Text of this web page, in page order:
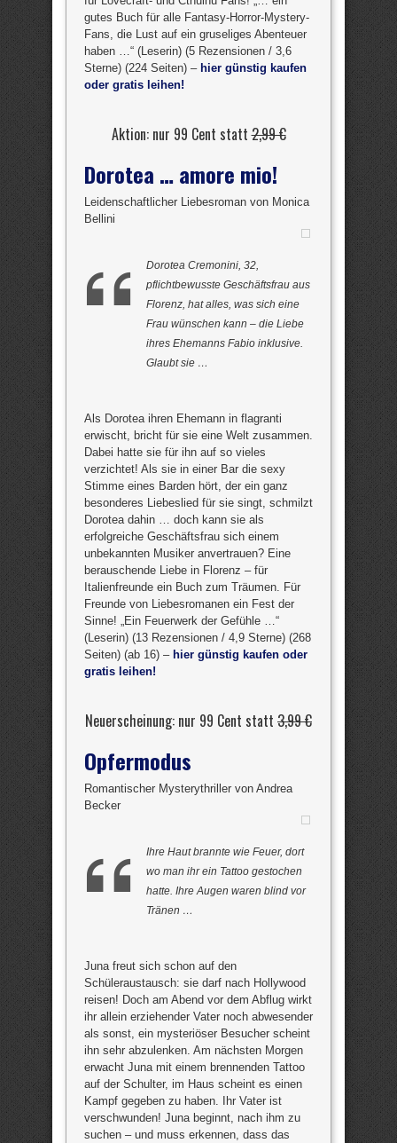
gutes Buch für alle Fantasy-Horror-Mystery-
Fans, die Lust auf ein gruseliges Abenteuer
haben …“ (Leserin) (5 Rezensionen / 3,6
Sterne) (224 Seiten) – hier günstig kaufen
oder gratis leihen!
Aktion: nur 99 Cent statt2,99 €
Dorotea … amore mio!
Leidenschaftlicher Liebesroman von Monica
Bellini
Dorotea Cremonini, 32,
pflichtbewusste Geschäftsfrau aus
Florenz, hat alles, was sich eine
Frau wünschen kann – die Liebe
ihres Ehemanns Fabio inklusive.
Glaubt sie …
Als Dorotea ihren Ehemann in flagranti
erwischt, bricht für sie eine Welt zusammen.
Dabei hatte sie für ihn auf so vieles
verzichtet! Als sie in einer Bar die sexy
Stimme eines Barden hört, der ein ganz
besonderes Liebeslied für sie singt, schmilzt
Dorotea dahin … doch kann sie als
erfolgreiche Geschäftsfrau sich einem
unbekannten Musiker anvertrauen? Eine
berauschende Liebe in Florenz – für
Italienfreunde ein Buch zum Träumen. Für
Freunde von Liebesromanen ein Fest der
Sinne! „Ein Feuerwerk der Gefühle …“
(Leserin) (13 Rezensionen / 4,9 Sterne) (268
Seiten) (ab 16) – hier günstig kaufen oder
gratis leihen!
Neuerscheinung: nur 99 Cent statt 3,99 €
Opfermodus
Romantischer Mysterythriller von Andrea
Becker
Ihre Haut brannte wie Feuer, dort
wo man ihr ein Tattoo gestochen
hatte. Ihre Augen waren blind vor
Tränen …
Juna freut sich schon auf den
Schüleraustausch: sie darf nach Hollywood
reisen! Doch am Abend vor dem Abflug wirkt
ihr allein erziehender Vater noch abwesender
als sonst, ein mysteriöser Besucher scheint
ihn sehr abzulenken. Am nächsten Morgen
erwacht Juna mit einem brennenden Tattoo
auf der Schulter, im Haus scheint es einen
Kampf gegeben zu haben. Ihr Vater ist
verschwunden! Juna beginnt, nach ihm zu
suchen – und muss erkennen, dass das